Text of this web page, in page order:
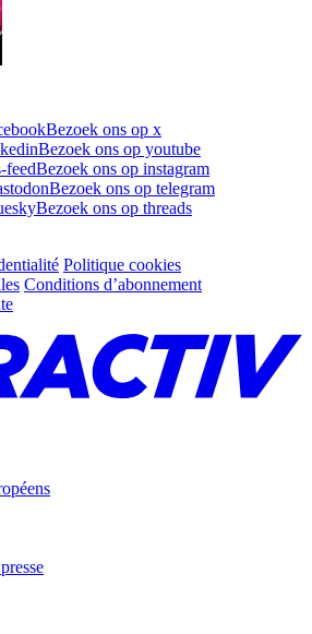
Bezoek ons op x
Bezoek ons op youtube
feedBezoek ons op instagram
Bezoek ons op telegram
Bezoek ons op threads
Politique cookies
Conditions d’abonnement